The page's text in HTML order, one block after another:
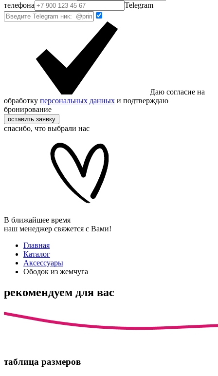
телефона
Telegram
Даю согласие на
обработку персональных данных и подтверждаю
бронирование
оставить заявку
спасибо, что выбрали нас
В ближайшее время
наш менеджер свяжется с Вами!
Главная
Каталог
Аксессуары
Ободок из жемчуга
рекомендуем для вас
таблица размеров